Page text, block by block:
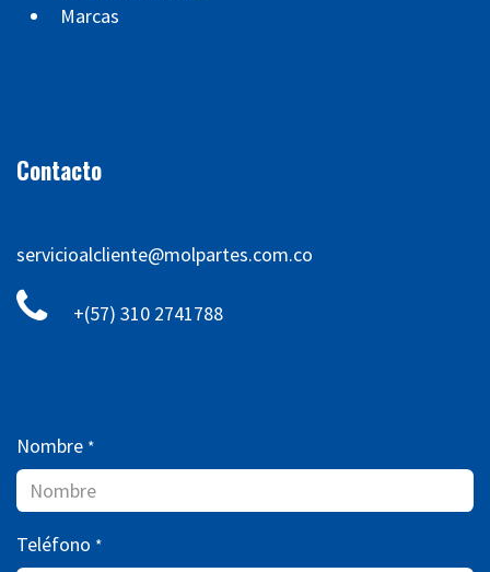
Marcas
Contacto
servicioalcliente@molpartes.com.co
+(57) 310 2741788
Nombre *
Teléfono *